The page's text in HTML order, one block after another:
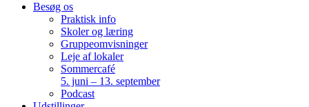
Besøg os
Praktisk info
Skoler og læring
Gruppeomvisninger
Leje af lokaler
Sommercafé
5. juni – 13. september
Podcast